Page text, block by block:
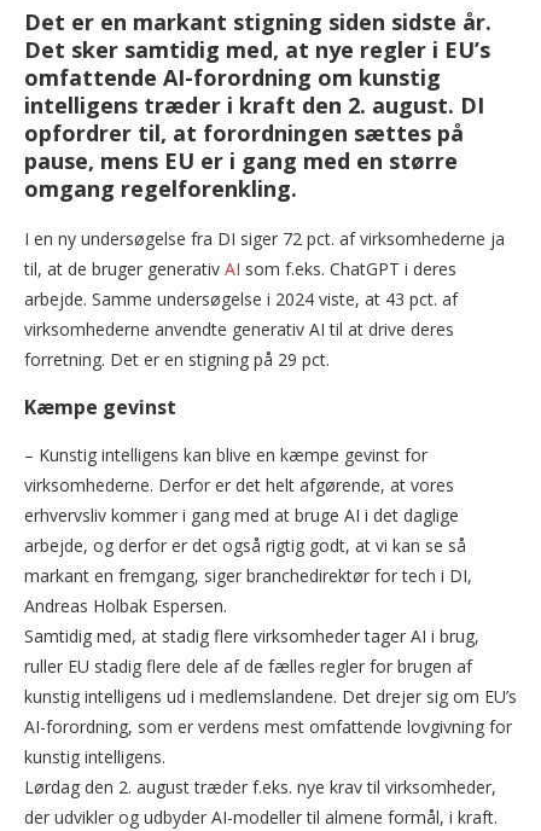
Det er en markant stigning siden sidste år.
Det sker samtidig med, at nye regler i EU’s
omfattende AI-forordning om kunstig
intelligens træder i kraft den 2. august. DI
opfordrer til, at forordningen sættes på
pause, mens EU er i gang med en større
omgang regelforenkling.
I en ny undersøgelse fra DI siger 72 pct. af virksomhederne ja
til, at de bruger generativ AI som f.eks. ChatGPT i deres
arbejde. Samme undersøgelse i 2024 viste, at 43 pct. af
virksomhederne anvendte generativ AI til at drive deres
forretning. Det er en stigning på 29 pct.
Kæmpe gevinst
– Kunstig intelligens kan blive en kæmpe gevinst for
virksomhederne. Derfor er det helt afgørende, at vores
erhvervsliv kommer i gang med at bruge AI i det daglige
arbejde, og derfor er det også rigtig godt, at vi kan se så
markant en fremgang, siger branchedirektør for tech i DI,
Andreas Holbak Espersen.
Samtidig med, at stadig flere virksomheder tager AI i brug,
ruller EU stadig flere dele af de fælles regler for brugen af
kunstig intelligens ud i medlemslandene. Det drejer sig om EU’s
AI-forordning, som er verdens mest omfattende lovgivning for
kunstig intelligens.
Lørdag den 2. august træder f.eks. nye krav til virksomheder,
der udvikler og udbyder AI-modeller til almene formål, i kraft.